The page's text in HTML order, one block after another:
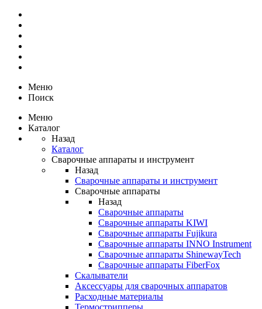
Меню
Поиск
Меню
Каталог
Назад
Каталог
Сварочные аппараты и инструмент
Назад
Сварочные аппараты и инструмент
Сварочные аппараты
Назад
Сварочные аппараты
Сварочные аппараты KIWI
Сварочные аппараты Fujikura
Сварочные аппараты INNO Instrument
Сварочные аппараты ShinewayTech
Cварочные аппараты FiberFox
Скалыватели
Аксессуары для сварочных аппаратов
Расходные материалы
Термострипперы